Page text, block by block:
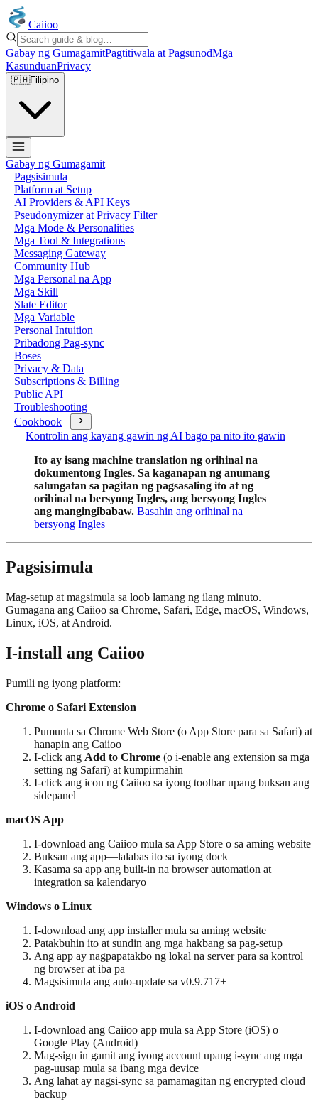
Caiioo
Gabay ng GumagamitPagtitiwala at PagsunodMga
KasunduanPrivacy
🇵🇭Filipino
Gabay ng Gumagamit
Pagsisimula
Platform at Setup
AI Providers & API Keys
Pseudonymizer at Privacy Filter
Mga Mode & Personalities
Mga Tool & Integrations
Messaging Gateway
Community Hub
Mga Personal na App
Mga Skill
Slate Editor
Mga Variable
Personal Intuition
Pribadong Pag-sync
Boses
Privacy & Data
Subscriptions & Billing
Public API
Troubleshooting
Cookbook
Kontrolin ang kayang gawin ng AI bago pa nito ito gawin
Ito ay isang machine translation ng orihinal na
dokumentong Ingles. Sa kaganapan ng anumang
salungatan sa pagitan ng pagsasaling ito at ng
orihinal na bersyong Ingles, ang bersyong Ingles
ang mangingibabaw. Basahin ang orihinal na
bersyong Ingles
Pagsisimula
Mag-setup at magsimula sa loob lamang ng ilang minuto.
Gumagana ang Caiioo sa Chrome, Safari, Edge, macOS, Windows,
Linux, iOS, at Android.
I-install ang Caiioo
Pumili ng iyong platform:
Chrome o Safari Extension
Pumunta sa Chrome Web Store (o App Store para sa Safari) at
hanapin ang Caiioo
I-click ang Add to Chrome (o i-enable ang extension sa mga
setting ng Safari) at kumpirmahin
I-click ang icon ng Caiioo sa iyong toolbar upang buksan ang
sidepanel
macOS App
I-download ang Caiioo mula sa App Store o sa aming website
Buksan ang app—lalabas ito sa iyong dock
Kasama sa app ang built-in na browser automation at
integration sa kalendaryo
Windows o Linux
I-download ang app installer mula sa aming website
Patakbuhin ito at sundin ang mga hakbang sa pag-setup
Ang app ay nagpapatakbo ng lokal na server para sa kontrol
ng browser at iba pa
Magsisimula ang auto-update sa v0.9.717+
iOS o Android
I-download ang Caiioo app mula sa App Store (iOS) o
Google Play (Android)
Mag-sign in gamit ang iyong account upang i-sync ang mga
pag-uusap mula sa ibang mga device
Ang lahat ay nagsi-sync sa pamamagitan ng encrypted cloud
backup